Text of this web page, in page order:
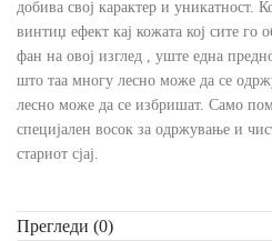
добива свој карактер и уникатност.
винтиџ ефект кај кожата кој сите го
фан на овој изглед , уште една
што таа многу лесно може да се
лесно може да се избришат. Само
специјален восок за одржување и
стариот сјај.
Прегледи (0)